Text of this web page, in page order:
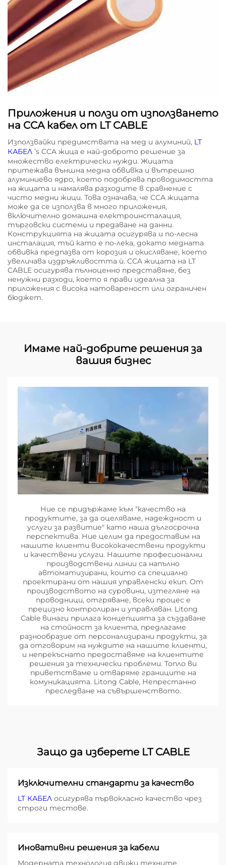
Приложения и ползи от използването
на CCA кабел от LT CABLE
Използвайки предимствата на мед и алуминий, LT
КАБЕЛ ’s CCA жица е най-доброто решение за
множество електрически нужди. Жицата
притежава външна медна обвивка и вътрешно
алуминиево ядро, което подобрява проводимостта
на жицата и намалява разходите в сравнение с
чисто медни жици. Това означава, че CCA жицата
може да се използва в много приложения,
включително домашна електроинсталация,
търговски системи и предаване на данни.
Конструкцията на жицата осигурява и по-лесна
инсталация, тъй като е по-лека, докато медната
обвивка предпазва от корозия и окисляване, което
увеличава издръжливостта ѝ. CCA жицата на LT
CABLE осигурява пълноценно представяне, без
ненужни разходи, което я прави идеална за
приложения с висока натовареност или ограничен
бюджет.
Имаме най-добрите решения за
вашия бизнес
Ние се придържаме към "качество на
продуктите, за да оцеляваме, надеждност и
услуги за развитие" като наша дългосрочна
перспектива. Ние целим да предоставим на
нашите клиенти висококачествени продукти
и качествени услуги. Нашите професионални
производствени линии са напълно
автоматизирани, които са специално
проектирани от нашия управленски екип. От
производството на суровини, изтегляне на
проводници, отгряване, всеки процес е
прецизно контролиран и управляван. Litong
Cable винаги прилага концепцията за създаване
на стойност за клиента, предлагаме
разнообразие от персонализирани продукти, за
да отговорим на нуждите на нашите клиенти,
и непрекъснато предоставяме на клиентите
решения за технически проблеми. Топло ви
приветстваме и отваряме границите на
комуникацията. Litong Cable, Непрестанно
преследване на съвършенството.
Защо да изберете LT CABLE
Изключителни стандарти за качество
LT КАБЕЛ осигурява първокласно качество чрез
строги тестове.
Иновативни решения за кабели
Модерната технология движи техните